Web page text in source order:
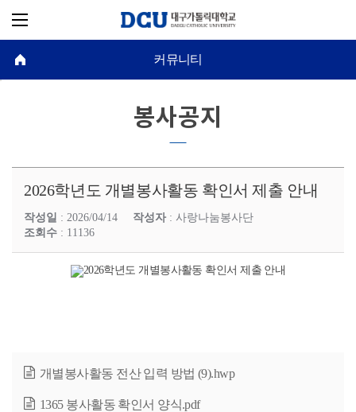
커뮤니티
봉사공지
2026학년도 개별봉사활동 확인서 제출 안내
작성일 : 2026/04/14 작성자: 사랑나눔봉사단
조회수 : 11136
개별봉사활동 전산 입력 방법 (9).hwp
1365 봉사활동 확인서 양식.pdf